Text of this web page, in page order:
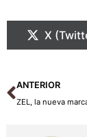
X
Ant
ANTERIOR
ZEL, la nueva